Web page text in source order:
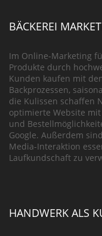
BÄCKEREI
Im Online-Marketing
Produkte durch
Kunden kaufen mit
Backprozessen,
die Kulissen schaffen
optimierte Website
und
Google. Außerdem
Media-Interaktion
Laufkundschaft zu
HANDWERK ALS